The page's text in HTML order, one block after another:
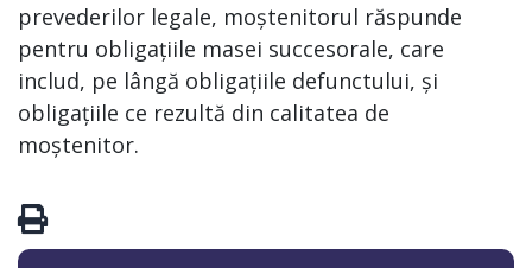
prevederilor legale, moștenitorul răspunde
pentru obligațiile masei succesorale, care
includ, pe lângă obligațiile defunctului, și
obligațiile ce rezultă din calitatea de
moștenitor.